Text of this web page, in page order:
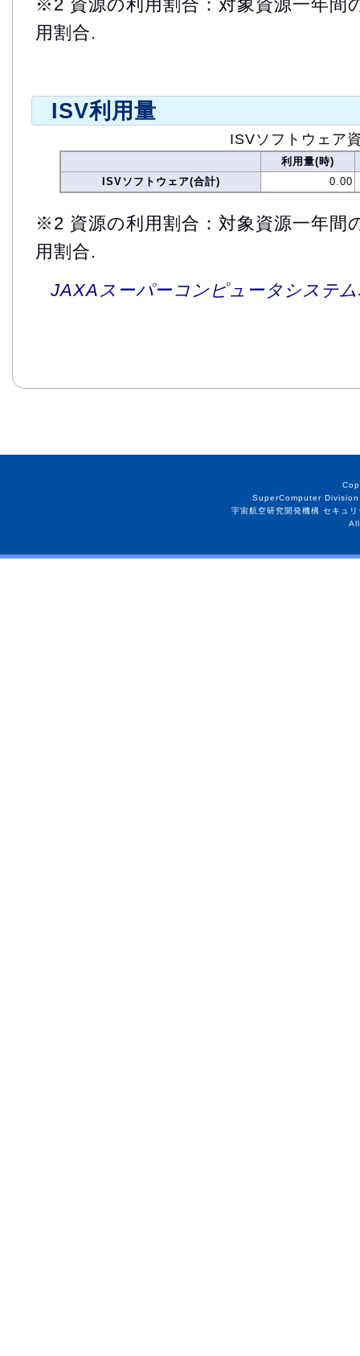
※2 資源の利用割合：対象資源一年間
用割合.
ISV利用量
ISVソフトウェア
利用量(時)
ISVソフトウェア(合計)
0.00
※2 資源の利用割合：対象資源一年間
用割合.
JAXAスーパーコンピュータシステ
SuperComputer
宇宙航空研究開発機構 セキュ